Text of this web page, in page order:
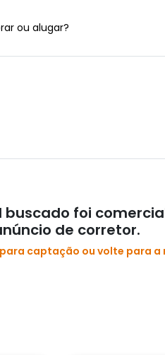
ou alugar?
foi
de corretor.
captação ou volte para a